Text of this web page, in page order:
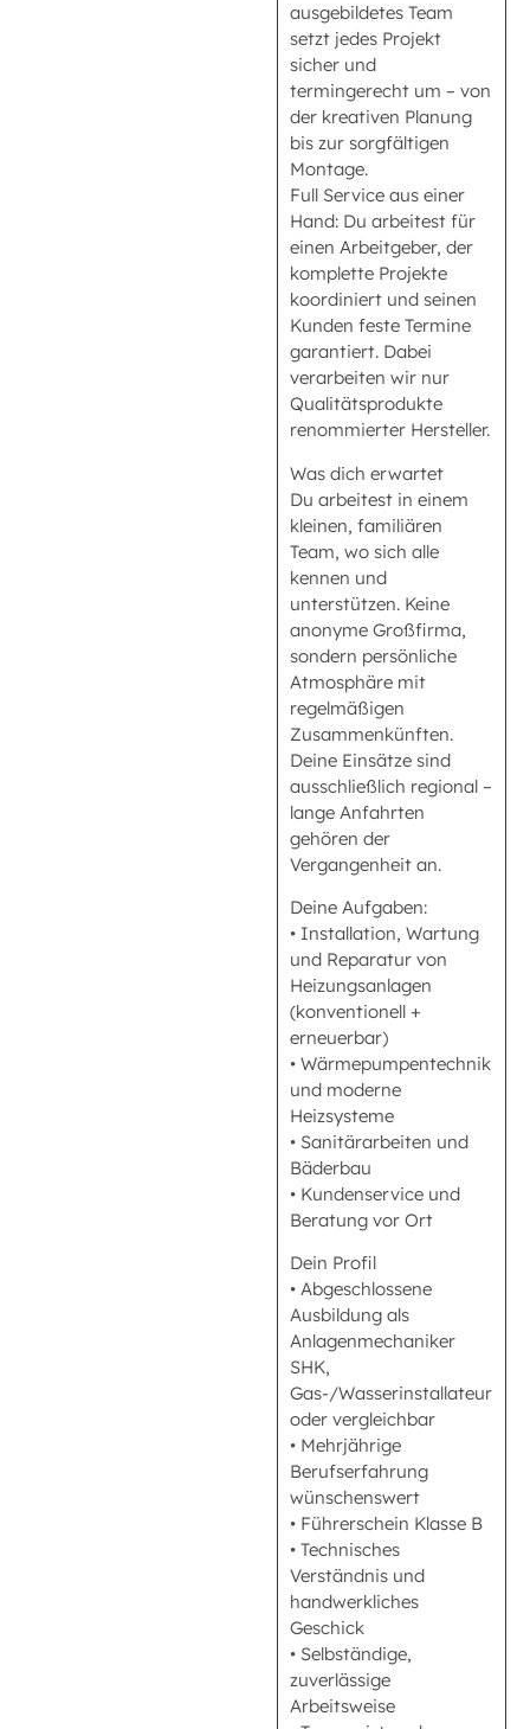
ausgebildetes Team
setzt jedes Projekt
sicher und
termingerecht um – von
der kreativen Planung
bis zur sorgfältigen
Montage.
Full Service aus einer
Hand: Du arbeitest für
einen Arbeitgeber, der
komplette Projekte
koordiniert und seinen
Kunden feste Termine
garantiert. Dabei
verarbeiten wir nur
Qualitätsprodukte
renommierter Hersteller.
Was dich erwartet
Du arbeitest in einem
kleinen, familiären
Team, wo sich alle
kennen und
unterstützen. Keine
anonyme Großfirma,
sondern persönliche
Atmosphäre mit
regelmäßigen
Zusammenkünften.
Deine Einsätze sind
ausschließlich regional –
lange Anfahrten
gehören der
Vergangenheit an.
Deine Aufgaben:
• Installation, Wartung
und Reparatur von
Heizungsanlagen
(konventionell +
erneuerbar)
• Wärmepumpentechnik
und moderne
Heizsysteme
• Sanitärarbeiten und
Bäderbau
• Kundenservice und
Beratung vor Ort
Dein Profil
• Abgeschlossene
Ausbildung als
Anlagenmechaniker
SHK,
Gas-/Wasserinstallateur
oder vergleichbar
• Mehrjährige
Berufserfahrung
wünschenswert
• Führerschein Klasse B
• Technisches
Verständnis und
handwerkliches
Geschick
• Selbständige,
zuverlässige
Arbeitsweise